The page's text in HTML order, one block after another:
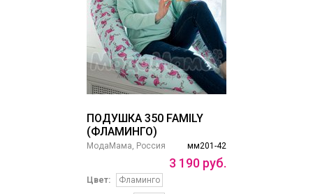
ПОДУШКА 350 FAMILY
(ФЛАМИНГО)
мм201-42
МодаМама, Россия
3 190 руб.
Цвет:
Фламинго